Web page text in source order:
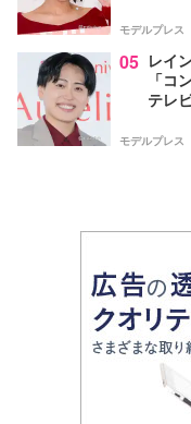
モデルプレス
05 レイ
「コ
テレ
モデルプレス